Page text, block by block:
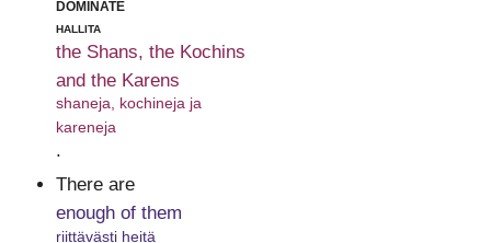
dominate
hallita
the Shans, the Kochins
and the Karens
shaneja, kochineja ja
kareneja
.
There are
enough of them
riittävästi heitä